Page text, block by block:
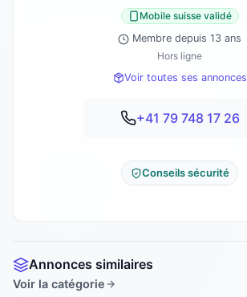
Mobile suisse validé
Membre depuis 13 ans
Hors ligne
Voir toutes ses annonces
+41 79 748 17 26
Conseils sécurité
Annonces similaires
Voir la catégorie